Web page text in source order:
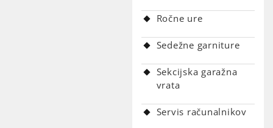
Ročne ure
Sedežne garniture
Sekcijska garažna
vrata
Servis računalnikov